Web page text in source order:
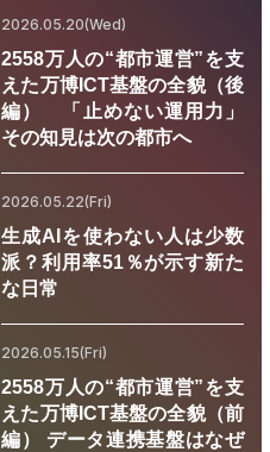
2026.05.20(Wed)
2558万人の“都市運営”を支
えた万博ICT基盤の全貌（後
編） 「止めない運用力」
その知見は次の都市へ
2026.05.22(Fri)
生成AIを使わない人は少数
派？利用率51％が示す新た
な日常
2026.05.15(Fri)
2558万人の“都市運営”を支
えた万博ICT基盤の全貌（前
編） データ連携基盤はなぜ